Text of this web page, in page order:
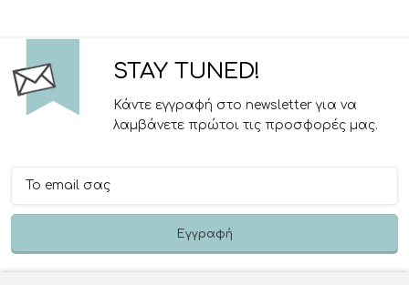
STAY TUNED!
Κάντε εγγραφή στο newsletter για να
λαμβάνετε πρώτοι τις προσφορές μας.